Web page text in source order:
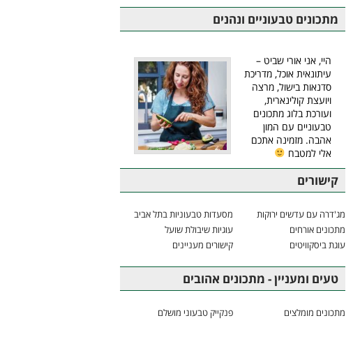
מתכונים טבעוניים ונהנים
היי, אני אורי שביט –
עיתונאית אוכל, מדריכת
סדנאות בישול, מרצה
ויועצת קולינארית,
ועורכת בלוג מתכונים
טבעוניים עם המון
אהבה. מזמינה אתכם
אלי למטבח
קישורים
מג'דרה עם עדשים ירוקות
מסעדות טבעוניות בתל אביב
מתכונים אורחים
עוגיות שיבולת שועל
עוגת ביסקוויטים
קישורים מעניינים
טעים ומעניין - מתכונים אהובים
מתכונים מומלצים פנקייק טבעוני מושלם